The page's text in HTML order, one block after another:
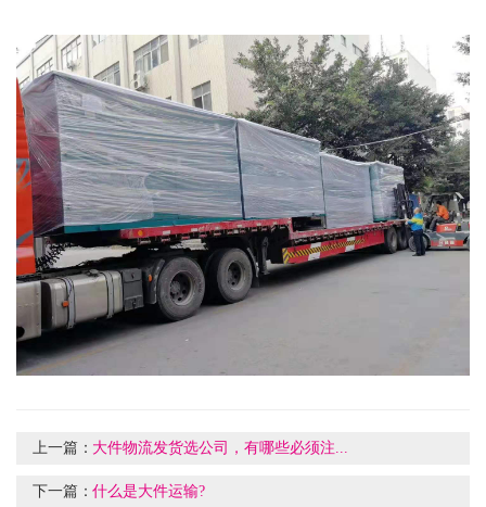
上一篇： 大件物流发货选公司，有哪些必须注...
下一篇：什么是大件运输?